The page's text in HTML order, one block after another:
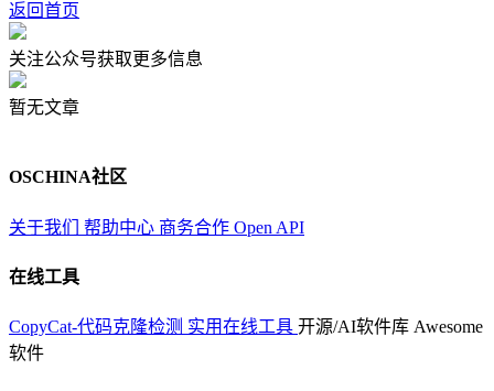
返回首页
关注公众号获取更多信息
暂无文章
OSCHINA社区
关于我们 帮助中心 商务合作 Open API
在线工具
CopyCat-代码克隆检测 实用在线工具 开源/AI软件库 Awesome
软件